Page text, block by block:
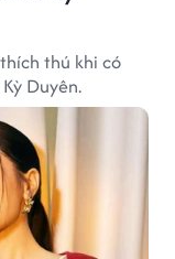
thú khi có
Duyên.